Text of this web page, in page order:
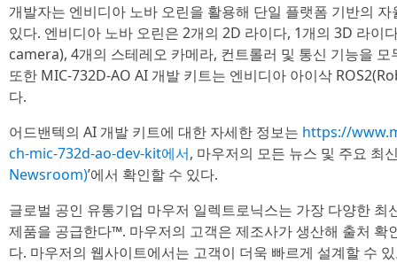
개발자는 엔비디아 노바 오린을 활용해 단일 플랫폼 기반의
있다. 엔비디아 노바 오린은 2개의 2D 라이다, 1개의 3D 라이
camera), 4개의 스테레오 카메라, 컨트롤러 및 통신 기능을
또한 MIC-732D-AO AI 개발 키트는 엔비디아 아이삭
다.
어드밴텍의 AI 개발 키트에 대한 자세한 정보는 https://
ch-mic-732d-ao-dev-kit에서, 마우저의 모든 뉴스 및 주요 최
Newsroom)’에서 확인할 수 있다.
글로벌 공인 유통기업 마우저 일렉트로닉스는 가장 다양한
제품을 공급한다™. 마우저의 고객은 제조사가 생산해 출처 확
다. 마우저의 웹사이트에서는 고객이 더욱 빠르게 설계할 수